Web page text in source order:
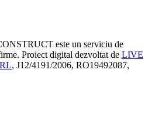
este un serviciu de
Proiect digital dezvoltat de LIVE
, J12/4191/2006, RO19492087,